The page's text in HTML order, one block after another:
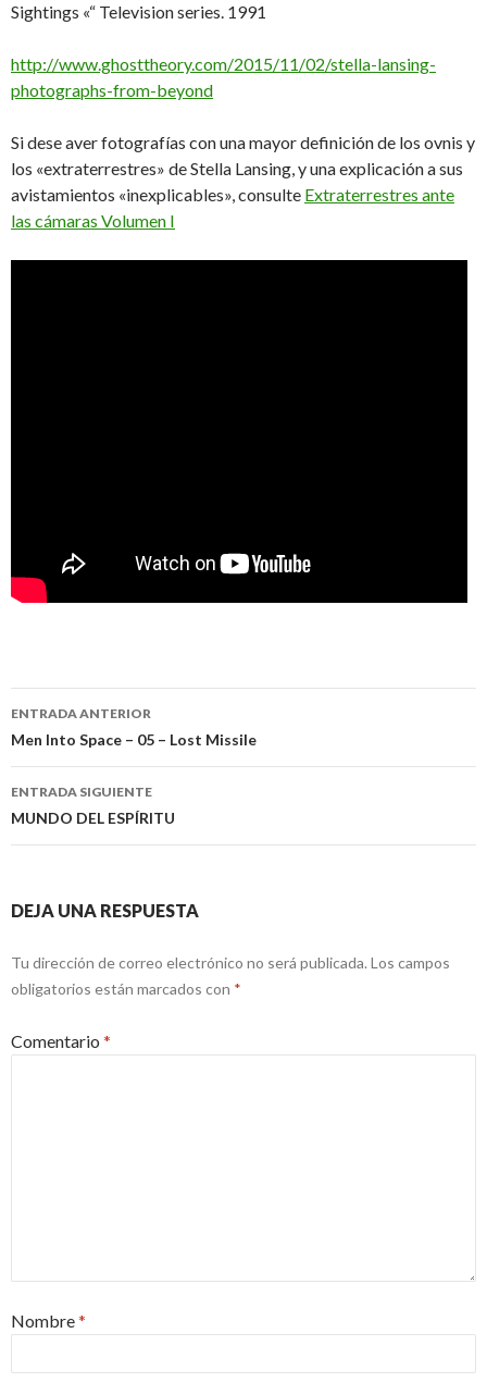
Sightings «“ Television series. 1991
http://www.ghosttheory.com/2015/11/02/stella-lansing-
photographs-from-beyond
Si dese aver fotografías con una mayor definición de los ovnis y
los «extraterrestres» de Stella Lansing, y una explicación a sus
avistamientos «inexplicables», consulte Extraterrestres ante
las cámaras Volumen I
Navegación
de
entradas
ENTRADA ANTERIOR
Men Into Space – 05 – Lost Missile
ENTRADA SIGUIENTE
MUNDO DEL ESPÍRITU
DEJA UNA RESPUESTA
Tu dirección de correo electrónico no será publicada. Los campos
obligatorios están marcados con *
Comentario *
Nombre*